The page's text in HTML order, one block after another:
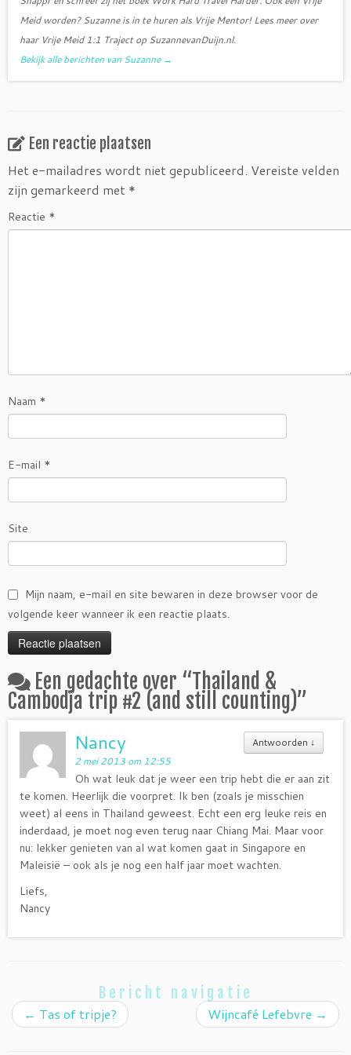
Meid worden? Suzanne is in te huren als Vrije Mentor! Lees meer over
haar Vrije Meid 1:1 Traject op SuzannevanDuijn.nl.
Bekijk alle berichten van Suzanne →
Een reactie plaatsen
Het e-mailadres wordt niet gepubliceerd. Vereiste velden
zijn gemarkeerd met *
Reactie *
Naam *
E-mail *
Site
Mijn naam, e-mail en site bewaren in deze browser voor de
volgende keer wanneer ik een reactie plaats.
Een gedachte over “Thailand &
Cambodja trip #2 (and still counting)”
Antwoorden ↓
Nancy
2 mei 2013 om 12:55
Oh wat leuk dat je weer een trip hebt die er aan zit
te komen. Heerlijk die voorpret. Ik ben (zoals je misschien
weet) al eens in Thailand geweest. Echt een erg leuke reis en
inderdaad, je moet nog even terug naar Chiang Mai. Maar voor
nu: lekker genieten van al wat komen gaat in Singapore en
Maleisië – ook als je nog een half jaar moet wachten.
Liefs,
Nancy
Bericht navigatie
← Tas of tripje? Wijncafé Lefebvre →